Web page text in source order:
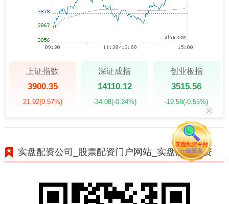
上证指数
3900.35
21.92(0.57%)
深证成指
14110.12
-34.08(-0.24%)
创业板指
3515.56
-19.58(-0.55%)
实盘配资公司_股票配资门户网站_实盘股票配资